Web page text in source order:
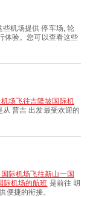
机场提供 停车场, 轮
体验。您可以查看这些
场飞往吉隆坡国际机
从 普吉 出发最受欢迎的
际机场飞往新山一国
际机场的航班 是前往 胡
便捷的衔接。